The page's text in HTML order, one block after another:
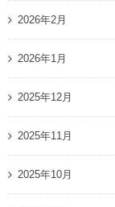
2026年2月
2026年1月
2025年12月
2025年11月
2025年10月